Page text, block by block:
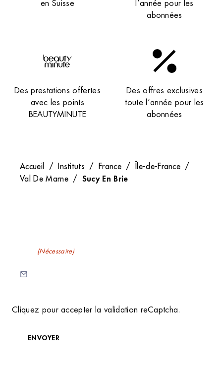
en Suisse
l’année pour les
abonnées
Des prestations offertes
avec les points
BEAUTYMINUTE
Des offres exclusives
toute l’année pour les
abonnées
Accueil / Instituts / France / Île-de-France /
Val De Marne / Sucy En Brie
(Nécessaire)
A
Cliquez pour accepter la validation reCaptcha.
ENVOYER